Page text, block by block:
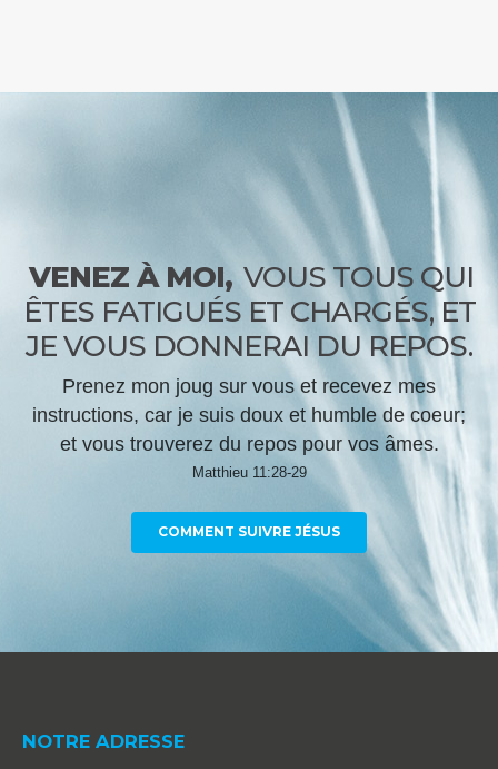
VENEZ À MOI, VOUS TOUS QUI
ÊTES FATIGUÉS ET CHARGÉS, ET
JE VOUS DONNERAI DU REPOS.
Prenez mon joug sur vous et recevez mes
instructions, car je suis doux et humble de coeur;
et vous trouverez du repos pour vos âmes.
Matthieu 11:28-29
COMMENT SUIVRE JÉSUS
NOTRE ADRESSE